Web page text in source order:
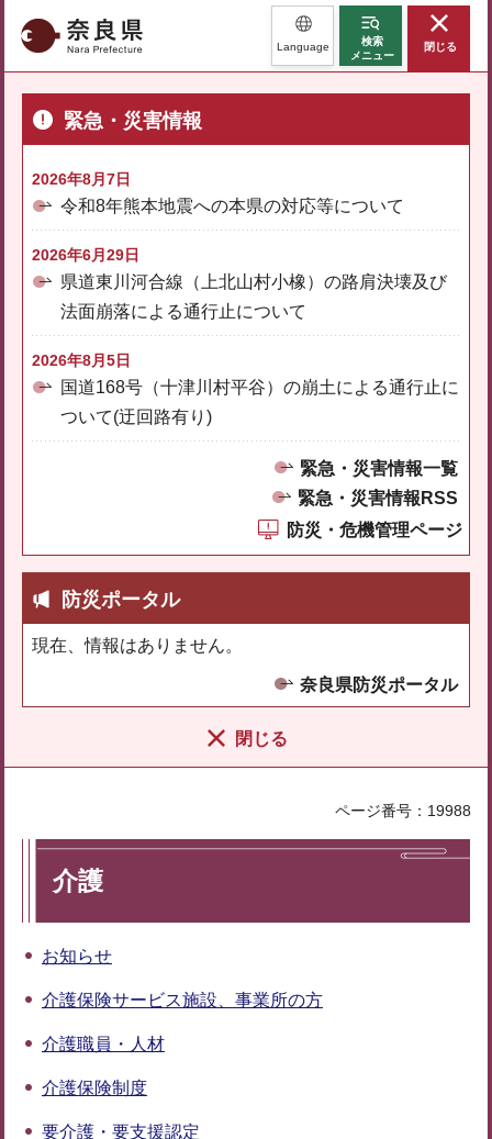
奈良県 Language
検索
メニュー
閉じる
緊急・災害情報
2026年8月7日
令和8年熊本地震への本県の対応等について
2026年6月29日
県道東川河合線（上北山村小橡）の路肩決壊及び
法面崩落による通行止について
2026年8月5日
国道168号（十津川村平谷）の崩土による通行止に
ついて(迂回路有り)
緊急・災害情報一覧
緊急・災害情報RSS
防災・危機管理ページ
防災ポータル
現在、情報はありません。
奈良県防災ポータル
閉じる
ページ番号：19988
介護
お知らせ
介護保険サービス施設、事業所の方
介護職員・人材
介護保険制度
要介護・要支援認定